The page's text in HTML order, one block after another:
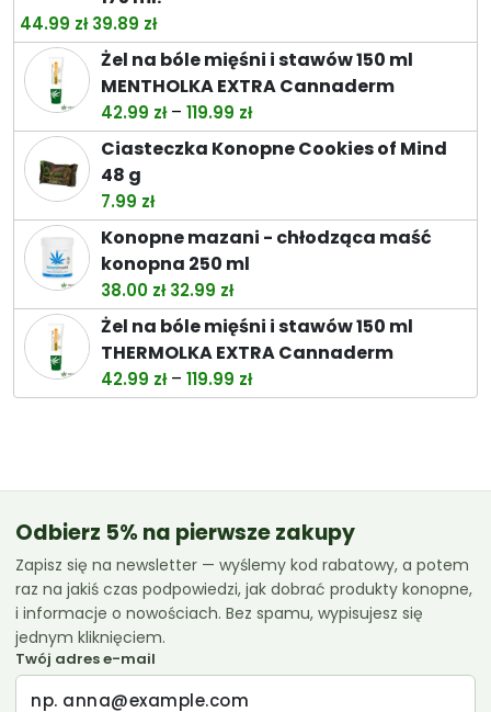
44.99 zł Pierwotna
cena
wynosiła:
44.99 zł.
39.89 złAktualna
cena
wynosi:
39.89 zł.
Żel na bóle mięśni i stawów 150 ml
MENTHOLKA EXTRA Cannaderm
42.99 zł – 119.99 złZakres
cen:
od
do
119.99 zł
Ciasteczka Konopne Cookies of Mind
48 g
7.99 zł
Konopne mazani - chłodząca maść
konopna 250 ml
38.00 zł Pierwotna
cena
wynosiła:
38.00 zł.
32.99 złAktualna
cena
wynosi:
32.99 zł.
Żel na bóle mięśni i stawów 150 ml
THERMOLKA EXTRA Cannaderm
42.99 zł – 119.99 złZakres
cen:
Odbierz 5% na pierwsze zakupy
Zapisz się na newsletter — wyślemy kod rabatowy, a potem
raz na jakiś czas podpowiedzi, jak dobrać produkty konopne,
i informacje o nowościach. Bez spamu, wypisujesz się
jednym kliknięciem.
Twój adres e-mail